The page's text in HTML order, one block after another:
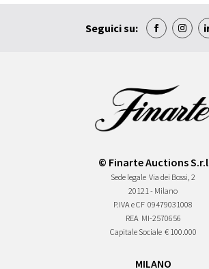
Seguici su:
© Finarte Auctions S.r.l
Sede legale Via dei Bossi, 2
20121 - Milano
P.IVA e CF 09479031008
REA MI-2570656
Capitale Sociale € 100.000
MILANO